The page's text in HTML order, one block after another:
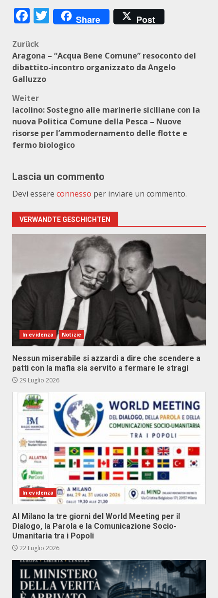
Facebook
Twitter
Share Post
Beitragsnavigation
Zurück
Aragona – “Acqua Bene Comune” resoconto del
dibattito-incontro organizzato da Angelo
Galluzzo
Weiter
Iacolino: Sostegno alle marinerie siciliane con la
nuova Politica Comune della Pesca – Nuove
risorse per l’ammodernamento delle flotte e
fermo biologico
Lascia un commento
Devi essere connesso per inviare un commento.
VERWANDTE GESCHICHTEN
In evidenza Notizie
Nessun miserabile si azzardi a dire che scendere a
patti con la mafia sia servito a fermare le stragi
29 Luglio 2026
In evidenza
Al Milano la tre giorni del World Meeting per il
Dialogo, la Parola e la Comunicazione Socio-
Umanitaria tra i Popoli
22 Luglio 2026